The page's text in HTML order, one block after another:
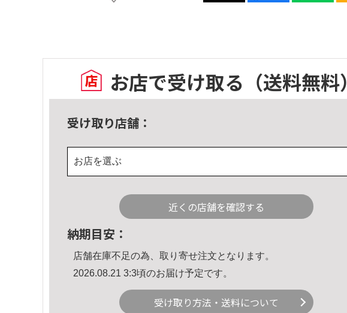
お店で受け取る （送料無料）
受け取り店舗：
お店を選ぶ
近くの店舗を確認する
納期目安：
店舗在庫不足の為、取り寄せ注文となります。
2026.08.21 3:3頃のお届け予定です。
受け取り方法・送料について